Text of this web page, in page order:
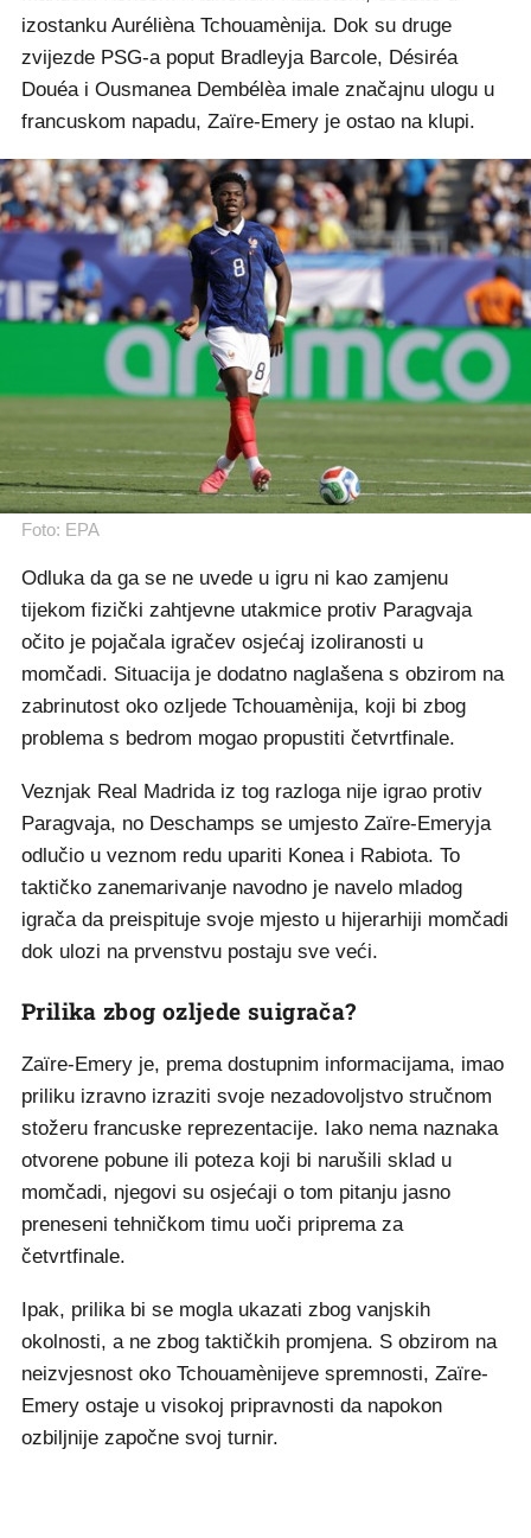
izostanku Aurélièna Tchouamènija. Dok su druge
zvijezde PSG-a poput Bradleyja Barcole, Désiréa
Douéa i Ousmanea Dembélèa imale značajnu ulogu u
francuskom napadu, Zaïre-Emery je ostao na klupi.
Foto: EPA
Odluka da ga se ne uvede u igru ni kao zamjenu
tijekom fizički zahtjevne utakmice protiv Paragvaja
očito je pojačala igračev osjećaj izoliranosti u
momčadi. Situacija je dodatno naglašena s obzirom na
zabrinutost oko ozljede Tchouamènija, koji bi zbog
problema s bedrom mogao propustiti četvrtfinale.
Veznjak Real Madrida iz tog razloga nije igrao protiv
Paragvaja, no Deschamps se umjesto Zaïre-Emeryja
odlučio u veznom redu upariti Konea i Rabiota. To
taktičko zanemarivanje navodno je navelo mladog
igrača da preispituje svoje mjesto u hijerarhiji momčadi
dok ulozi na prvenstvu postaju sve veći.
Prilika zbog ozljede suigrača?
Zaïre-Emery je, prema dostupnim informacijama, imao
priliku izravno izraziti svoje nezadovoljstvo stručnom
stožeru francuske reprezentacije. Iako nema naznaka
otvorene pobune ili poteza koji bi narušili sklad u
momčadi, njegovi su osjećaji o tom pitanju jasno
preneseni tehničkom timu uoči priprema za
četvrtfinale.
Ipak, prilika bi se mogla ukazati zbog vanjskih
okolnosti, a ne zbog taktičkih promjena. S obzirom na
neizvjesnost oko Tchouamènijeve spremnosti, Zaïre-
Emery ostaje u visokoj pripravnosti da napokon
ozbiljnije započne svoj turnir.